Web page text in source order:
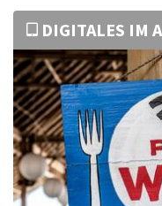
DIGITALES IM